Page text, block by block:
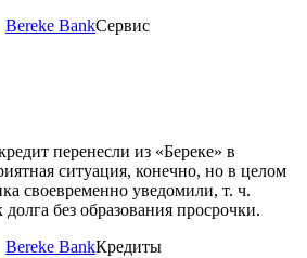
Bereke BankСервис
перенесли из «Береке» в
ситуация, конечно, но в целом
своевременно уведомили, т. ч.
долга без образования просрочки.
Bereke BankКредиты